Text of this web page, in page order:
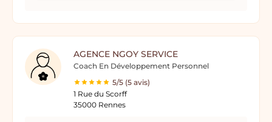
AGENCE NGOY SERVICE
Coach En Développement Personnel
5/5 (5 avis)
1 Rue du Scorff
35000 Rennes